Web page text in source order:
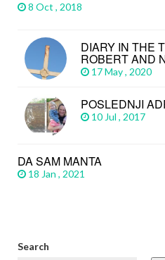
8 Oct , 2018
DIARY IN THE
ROBERT AND
17 May , 2020
POSLEDNJI
10 Jul , 2017
DA SAM MANTA
18 Jan , 2021
Search